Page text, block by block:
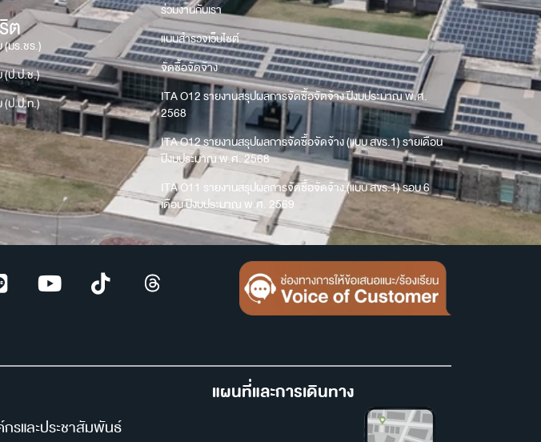
ต
(มร.ชร.)
(ป.ป.ช.)
(ป.ป.ท.)
ร่วมงานกับเรา
แบบสำรวจเว็บไซต์
จัดซื้อจัดจ้าง
ITA O12 รายงานสรุปผลการจัดซื้อจัดจ้าง ปีงบประมาณ พ.ศ.
2568
ITA O12 รายงานสรุปผลการจัดซื้อจัดจ้าง (แบบ สขร.1) รายเดือน
ปีงบประมาณ พ.ศ. 2568
ITA O11 รายงานสรุปผลการจัดซื้อจัดจ้าง (แบบ สขร.1) รอบ 6
เดือน ปีงบประมาณ พ.ศ. 2569
รและประชาสัมพันธ์
แผนที่และการเดินทาง